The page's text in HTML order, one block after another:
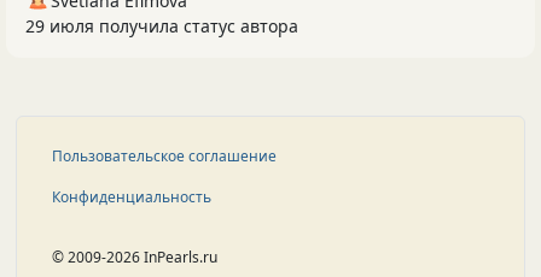
29 июля получила статус автора
Пользовательское соглашение
Конфиденциальность
© 2009-2026 InPearls.ru